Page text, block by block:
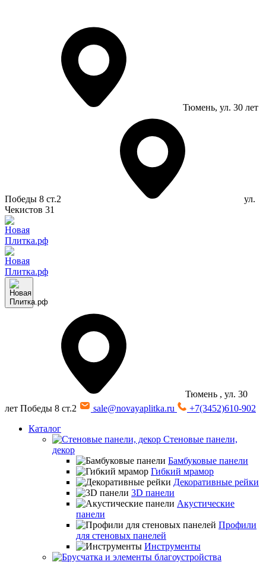
Тюмень, ул. 30 лет
Победы 8 ст.2
ул.
Чекистов 31
Тюмень , ул. 30
лет Победы 8 ст.2
sale@novayaplitka.ru
+7(3452)610-902
Каталог
Стеновые панели,
декор
Бамбуковые панели
Гибкий мрамор
Декоративные рейки
3D панели
Акустические
панели
Профили
для стеновых панелей
Инструменты